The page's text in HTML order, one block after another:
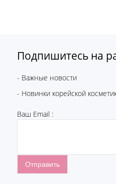
Подпишитесь на
- Важные новости
- Новинки корейской
Ваш Email :